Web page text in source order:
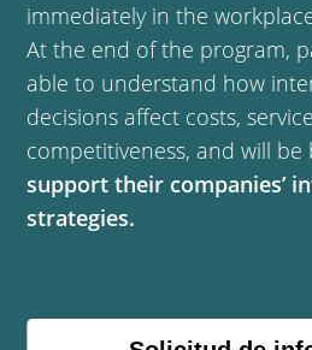
immediately in the
At the end of the program,
able to understand how
decisions affect costs,
competitiveness, and will be
support their companies’
strategies.